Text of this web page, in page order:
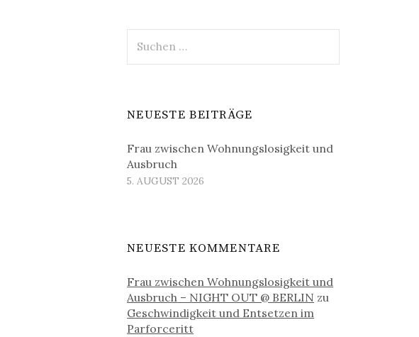
nach:
NEUESTE BEITRÄGE
Frau zwischen Wohnungslosigkeit und
Ausbruch
5. AUGUST 2026
NEUESTE KOMMENTARE
Frau zwischen Wohnungslosigkeit und
Ausbruch – NIGHT OUT @ BERLIN zu
Geschwindigkeit und Entsetzen im
Parforceritt